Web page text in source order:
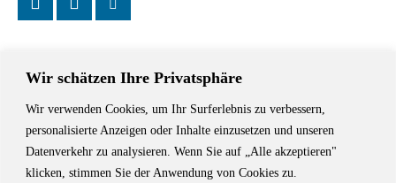
Wir schätzen Ihre Privatsphäre
Wir verwenden Cookies, um Ihr Surferlebnis zu verbessern,
personalisierte Anzeigen oder Inhalte einzusetzen und unseren
Datenverkehr zu analysieren. Wenn Sie auf „Alle akzeptieren"
klicken, stimmen Sie der Anwendung von Cookies zu.
Das Schriftstellerhaus ist ein beliebter Treffpunkt für Autorinnen und
Autoren aus Stuttgart und der Region sowie ein Veranstaltungsort für
Lesungen, Tagungen und Schreibwerkstätten.